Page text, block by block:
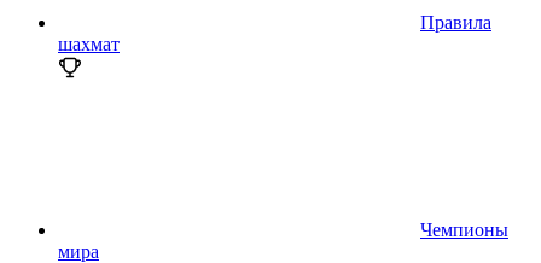
Правила
шахмат
Чемпионы
мира